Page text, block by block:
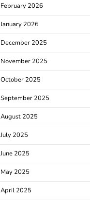
February 2026
January 2026
December 2025
November 2025
October 2025
September 2025
August 2025
July 2025
June 2025
May 2025
April 2025